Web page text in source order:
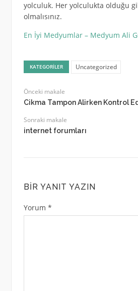
yolculuk. Her yolculukta olduğu
olmalısınız.
En İyi Medyumlar – Medyum Ali
KATEGORILER Uncategorized
Önceki makale
Cikma Tampon Alirken Kontrol
Sonraki makale
internet forumları
BIR YANIT YAZIN
Yorum *